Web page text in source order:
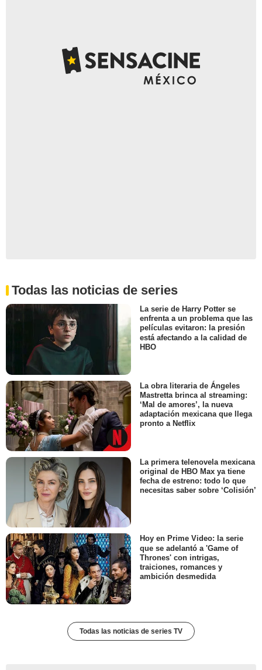
Todas las noticias de series
La serie de Harry Potter se
enfrenta a un problema que las
películas evitaron: la presión
está afectando a la calidad de
HBO
La obra literaria de Ángeles
Mastretta brinca al streaming:
‘Mal de amores’, la nueva
adaptación mexicana que llega
pronto a Netflix
La primera telenovela mexicana
original de HBO Max ya tiene
fecha de estreno: todo lo que
necesitas saber sobre ‘Colisión’
Hoy en Prime Video: la serie
que se adelantó a 'Game of
Thrones' con intrigas,
traiciones, romances y
ambición desmedida
Todas las noticias de series TV